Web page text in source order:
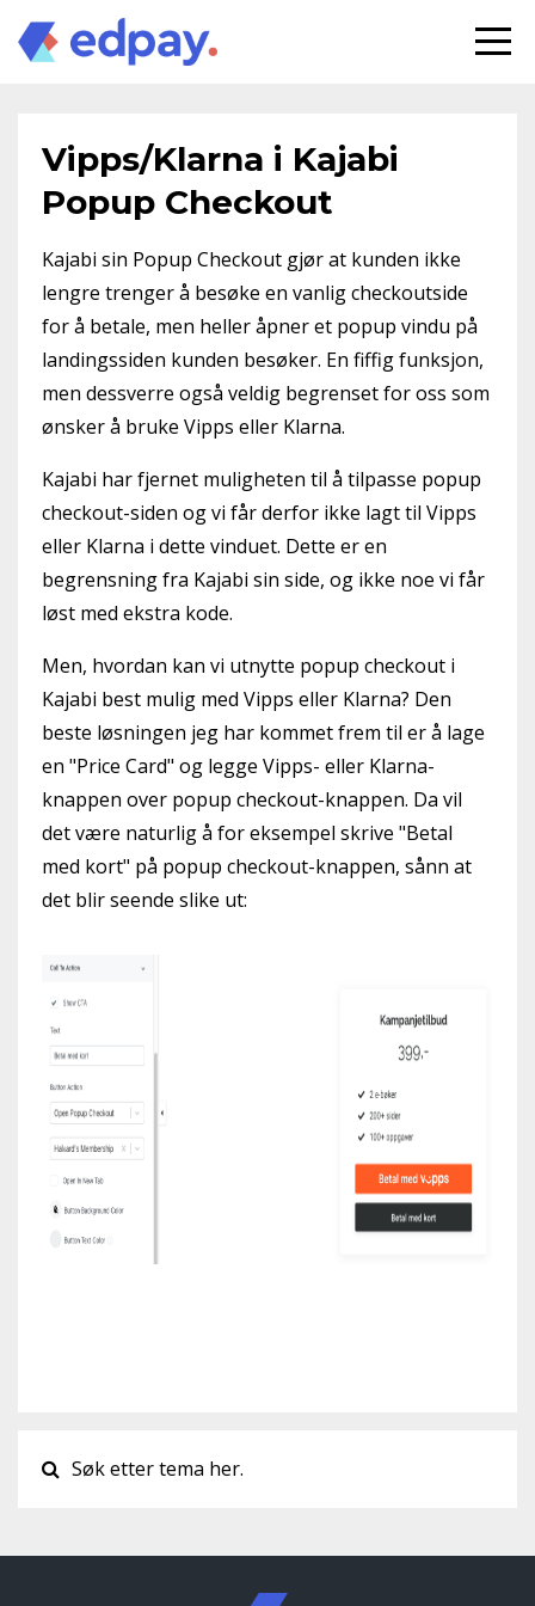
Vipps/Klarna i Kajabi
Popup Checkout
Kajabi sin Popup Checkout gjør at kunden ikke
lengre trenger å besøke en vanlig checkoutside
for å betale, men heller åpner et popup vindu på
landingssiden kunden besøker. En fiffig funksjon,
men dessverre også veldig begrenset for oss som
ønsker å bruke Vipps eller Klarna.
Kajabi har fjernet muligheten til å tilpasse popup
checkout-siden og vi får derfor ikke lagt til Vipps
eller Klarna i dette vinduet. Dette er en
begrensning fra Kajabi sin side, og ikke noe vi får
løst med ekstra kode.
Men, hvordan kan vi utnytte popup checkout i
Kajabi best mulig med Vipps eller Klarna? Den
beste løsningen jeg har kommet frem til er å lage
en "Price Card" og legge Vipps- eller Klarna-
knappen over popup checkout-knappen. Da vil
det være naturlig å for eksempel skrive "Betal
med kort" på popup checkout-knappen, sånn at
det blir seende slike ut: